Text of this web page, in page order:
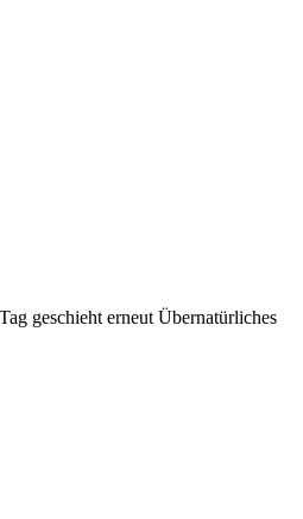
geschieht erneut Übernatürliches